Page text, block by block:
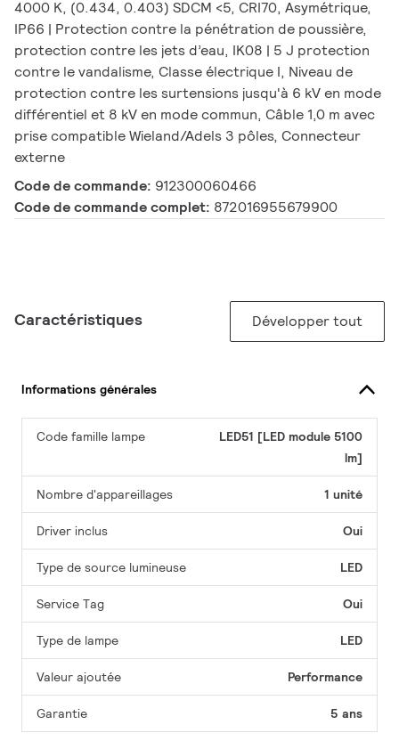
4000 K, (0.434, 0.403) SDCM <5, CRI70, Asymétrique,
IP66 | Protection contre la pénétration de poussière,
protection contre les jets d’eau, IK08 | 5 J protection
contre le vandalisme, Classe électrique I, Niveau de
protection contre les surtensions jusqu'à 6 kV en mode
différentiel et 8 kV en mode commun, Câble 1,0 m avec
prise compatible Wieland/Adels 3 pôles, Connecteur
externe
Code de commande: 912300060466
Code de commande complet: 872016955679900
Caractéristiques Développer tout
Informations générales
Code famille lampe
LED51 [LED module 5100
lm]
Nombre d'appareillages 1 unité
Driver inclus Oui
Type de source lumineuse LED
Service Tag Oui
Type de lampe LED
Valeur ajoutée Performance
Garantie 5 ans